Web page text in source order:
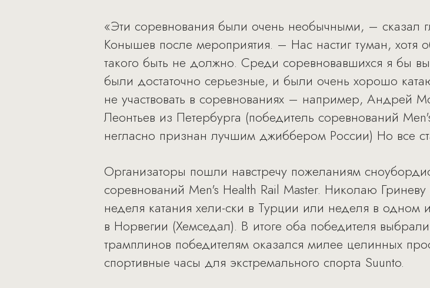
«Эти соревнования были очень необычными, – сказал
Конышев после мероприятия. – Нас настиг туман, хотя
такого быть не должно. Среди соревновавшихся я бы
были достаточно серьезные, и были очень хорошо
не участвовать в соревнованиях – например, Андрей
Леонтьев из Петербурга (победитель соревнований
негласно признан лучшим джиббером России) Но все
Организаторы пошли навстречу пожеланиям
соревнований Men's Health Rail Master. Николаю
неделя катания хели-ски в Турции или неделя в одном
в Норвегии (Хемседал). В итоге оба победителя
трамплинов победителям оказался милее целинных
спортивные часы для экстремального спорта Suunto.